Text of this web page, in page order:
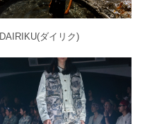
DAIRIKU(ダイリク)